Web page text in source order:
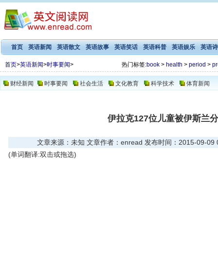
首页 英语新闻 英语散文 英语故事 英语笑话 英语科普 英语娱乐 英语
首页>英语新闻>时事要闻> 热门标签:book > health > period >
财经新闻 时事要闻 社会生活 文化教育 科学技术 体育新闻
伊拉克127位儿童被伊斯兰
文章来源：未知 文章作者：enread 发布时间：2015-09-09
(单词翻译:双击或拖选)